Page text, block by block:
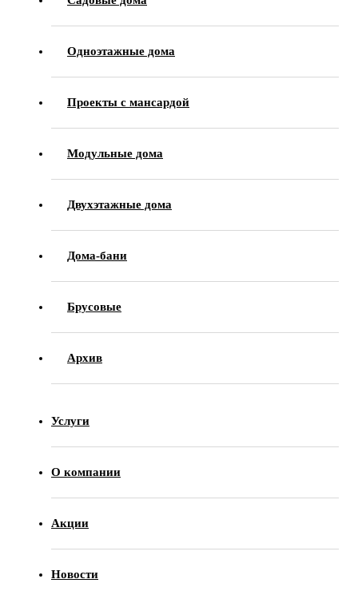
Одноэтажные дома
Проекты с мансардой
Модульные дома
Двухэтажные дома
Дома-бани
Брусовые
Архив
Услуги
О компании
Акции
Новости